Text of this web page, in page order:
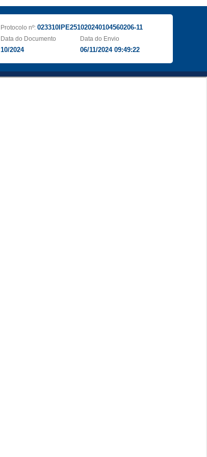
Protocolo nº: 023310IPE251020240104560206-11
Data do Documento
10/2024
Data do Envio
06/11/2024 09:49:22